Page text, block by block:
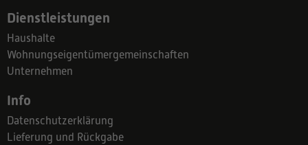
Dienstleistungen
Haushalte
Wohnungseigentümergemeinschaften
Unternehmen
Info
Datenschutzerklärung
Lieferung und Rückgabe